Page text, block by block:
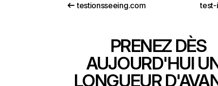
testionsseeing.com test-
PRENEZ DÈS
AUJOURD'HUI
LONGUEUR